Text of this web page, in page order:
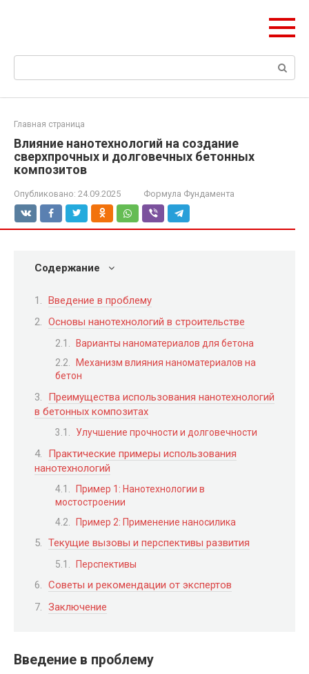
Поиск:
Главная страница
Влияние нанотехнологий на создание
сверхпрочных и долговечных бетонных
композитов
Опубликовано: 24.09.2025 Формула Фундамента
Содержание
Введение в проблему
Основы нанотехнологий в строительстве
Варианты наноматериалов для бетона
Механизм влияния наноматериалов на
бетон
Преимущества использования нанотехнологий
в бетонных композитах
Улучшение прочности и долговечности
Практические примеры использования
нанотехнологий
Пример 1: Нанотехнологии в
мостостроении
Пример 2: Применение наносилика
Текущие вызовы и перспективы развития
Перспективы
Советы и рекомендации от экспертов
Заключение
Введение в проблему